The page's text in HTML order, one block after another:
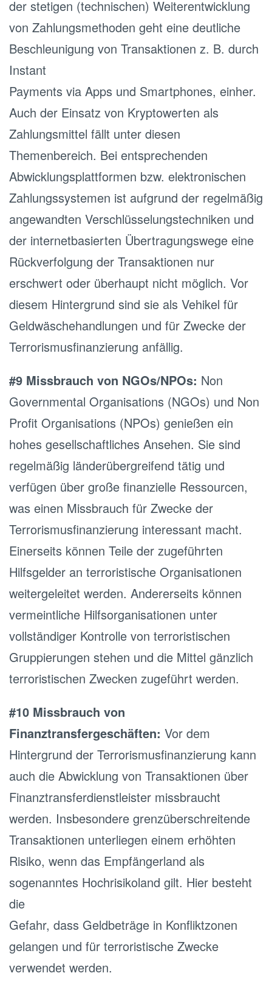
der stetigen (technischen) Weiterentwicklung
von Zahlungsmethoden geht eine deutliche
Beschleunigung von Transaktionen z. B. durch
Instant
Payments via Apps und Smartphones, einher.
Auch der Einsatz von Kryptowerten als
Zahlungsmittel fällt unter diesen
Themenbereich. Bei entsprechenden
Abwicklungsplattformen bzw. elektronischen
Zahlungssystemen ist aufgrund der regelmäßig
angewandten Verschlüsselungstechniken und
der internetbasierten Übertragungswege eine
Rückverfolgung der Transaktionen nur
erschwert oder überhaupt nicht möglich. Vor
diesem Hintergrund sind sie als Vehikel für
Geldwäschehandlungen und für Zwecke der
Terrorismusfinanzierung anfällig.
#9 Missbrauch von NGOs/NPOs: Non
Governmental Organisations (NGOs) und Non
Profit Organisations (NPOs) genießen ein
hohes gesellschaftliches Ansehen. Sie sind
regelmäßig länderübergreifend tätig und
verfügen über große finanzielle Ressourcen,
was einen Missbrauch für Zwecke der
Terrorismusfinanzierung interessant macht.
Einerseits können Teile der zugeführten
Hilfsgelder an terroristische Organisationen
weitergeleitet werden. Andererseits können
vermeintliche Hilfsorganisationen unter
vollständiger Kontrolle von terroristischen
Gruppierungen stehen und die Mittel gänzlich
terroristischen Zwecken zugeführt werden.
#10 Missbrauch von
Finanztransfergeschäften: Vor dem
Hintergrund der Terrorismusfinanzierung kann
auch die Abwicklung von Transaktionen über
Finanztransferdienstleister missbraucht
werden. Insbesondere grenzüberschreitende
Transaktionen unterliegen einem erhöhten
Risiko, wenn das Empfängerland als
sogenanntes Hochrisikoland gilt. Hier besteht
die
Gefahr, dass Geldbeträge in Konfliktzonen
gelangen und für terroristische Zwecke
verwendet werden.